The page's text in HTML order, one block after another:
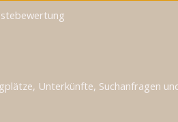
Unterkünfte, Suchanfragen